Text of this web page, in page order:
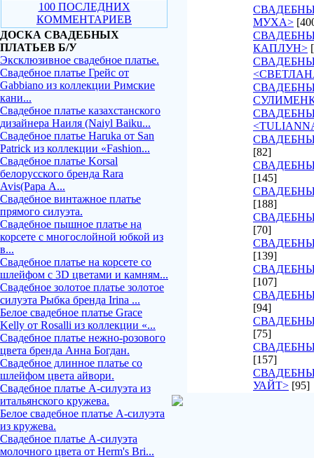
100 ПОСЛЕДНИХ
КОММЕНТАРИЕВ
ДОСКА СВАДЕБНЫХ
ПЛАТЬЕВ Б/У
Эксклюзивное свадебное платье.
Свадебное платье Грейс от
Gabbiano из коллекции Римские
кани...
Свадебное платье казахстанского
дизайнера Наиля (Naiyl Baiku...
Свадебное платье Haruka от San
Patrick из коллекции «Fashion...
Свадебное платье Korsal
белорусского бренда Rara
Avis(Рара А...
Свадебное винтажное платье
прямого силуэта.
Свадебное пышное платье на
корсете с многослойной юбкой из
в...
Свадебное платье на корсете со
шлейфом с 3D цветами и камням...
Свадебное золотое платье золотое
силуэта Рыбка бренда Irina ...
Белое свадебное платье Grace
Kelly от Rosalli из коллекции «...
Свадебное платье нежно-розового
цвета бренда Анна Богдан.
Свадебное длинное платье со
шлейфом цвета айвори.
Свадебное платье А-силуэта из
итальянского кружева.
Белое свадебное платье А-силуэта
из кружева.
Свадебное платье А-силуэта
молочного цвета от Herm's Bri...
МУХА>
КАПЛУН>
[82]
[145]
[188]
[70]
[139]
[107]
[94]
[75]
[157]
УАЙТ> [95]